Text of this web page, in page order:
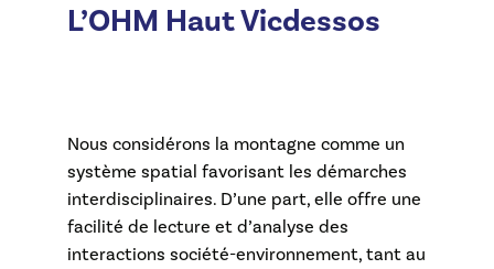
L’OHM Haut Vicdessos
Nous considérons la montagne comme un
système spatial favorisant les démarches
interdisciplinaires. D’une part, elle offre une
facilité de lecture et d’analyse des
interactions société-environnement, tant au